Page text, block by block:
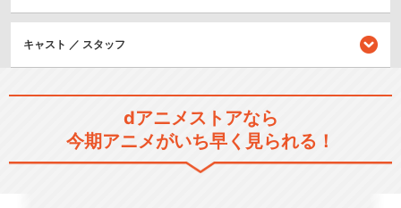
キャスト ／ スタッフ
dアニメストアなら
今期アニメがいち早く見られる！